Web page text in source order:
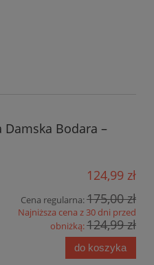
Damska Bodara –
124,99 zł
Cena regularna:175,00 zł
Najniższa cena z 30 dni przed
obniżką:124,99 zł
do koszyka